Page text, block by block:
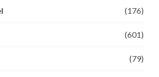
(176)
(601)
(79)